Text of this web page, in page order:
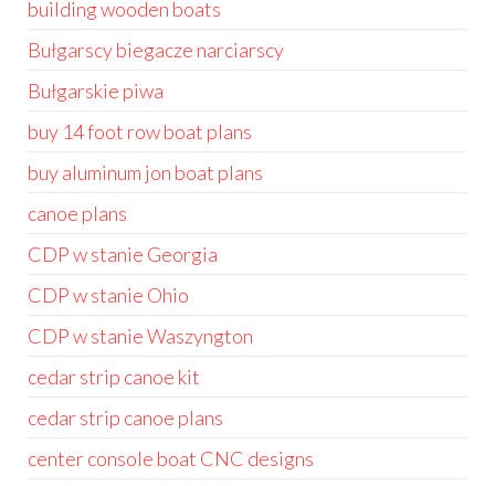
building wooden boats
Bułgarscy biegacze narciarscy
Bułgarskie piwa
buy 14 foot row boat plans
buy aluminum jon boat plans
canoe plans
CDP w stanie Georgia
CDP w stanie Ohio
CDP w stanie Waszyngton
cedar strip canoe kit
cedar strip canoe plans
center console boat CNC designs